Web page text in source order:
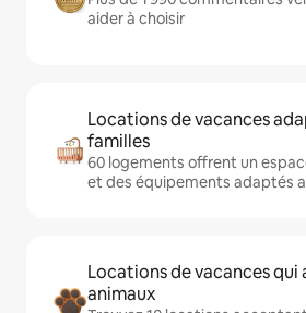
aider à choisir
Locations de vacances
familles
60 logements offrent un
et des équipements adaptés
Locations de vacances
animaux